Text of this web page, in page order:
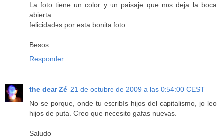
La foto tiene un color y un paisaje que nos deja la boca
abierta.
felicidades por esta bonita foto.
Besos
Responder
the dear Zé 21 de octubre de 2009 a las 0:54:00 CEST
No se porque, onde tu escribís hijos del capitalismo, jo leo
hijos de puta. Creo que necesito gafas nuevas.
Saludo